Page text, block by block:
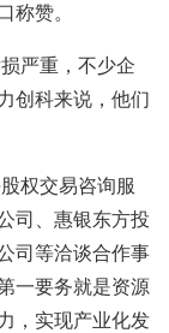
称赞。
严重，不少企
创科来说，他们
权交易咨询服
司、惠银东方投
司等洽谈合作事
一要务就是资源
，实现产业化发